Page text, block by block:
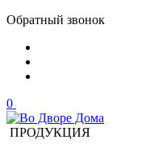
Обратный звонок
0
ПРОДУКЦИЯ